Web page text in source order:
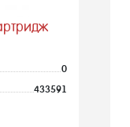
0
433591